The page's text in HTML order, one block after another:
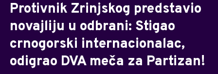
Protivnik Zrinjskog predstavio
novajliju u odbrani: Stigao
crnogorski internacionalac,
odigrao DVA meča za Partizan!